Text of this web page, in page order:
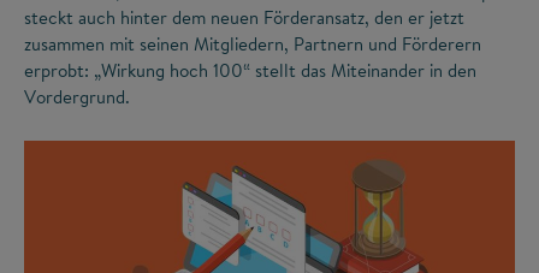
steckt auch hinter dem neuen Förderansatz, den er jetzt
zusammen mit seinen Mitgliedern, Partnern und Förderern
erprobt: „Wirkung hoch 100“ stellt das Miteinander in den
Vordergrund.